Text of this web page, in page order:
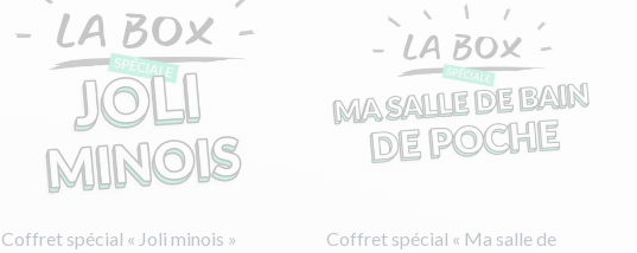
Coffret spécial « Joli minois »
Coffret spécial « Ma salle de